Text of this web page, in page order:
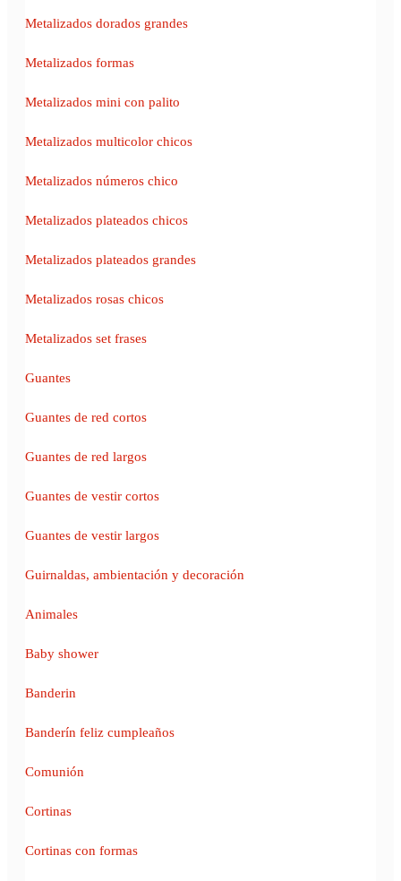
Metalizados dorados grandes
Metalizados formas
Metalizados mini con palito
Metalizados multicolor chicos
Metalizados números chico
Metalizados plateados chicos
Metalizados plateados grandes
Metalizados rosas chicos
Metalizados set frases
Guantes
Guantes de red cortos
Guantes de red largos
Guantes de vestir cortos
Guantes de vestir largos
Guirnaldas, ambientación y decoración
Animales
Baby shower
Banderin
Banderín feliz cumpleaños
Comunión
Cortinas
Cortinas con formas